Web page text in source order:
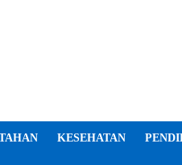
KESEHATAN